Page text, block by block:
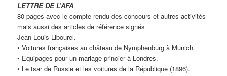
LETTRE DE L’AFA
80 pages avec le compte-rendu des concours et autres activités
mais aussi des articles de référence signés
Jean-Louis Libourel.
• Voitures françaises au château de Nymphenburg à Munich.
• Equipages pour un mariage princier à Londres.
• Le tsar de Russie et les voitures de la République (1896).